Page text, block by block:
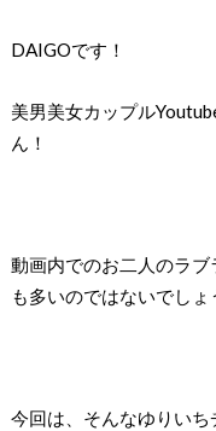
DAIGOです！
美男美女カップル
ん！
動画内でのお二人のラ
も多いのではないでしょ
今回は、そんなゆりい